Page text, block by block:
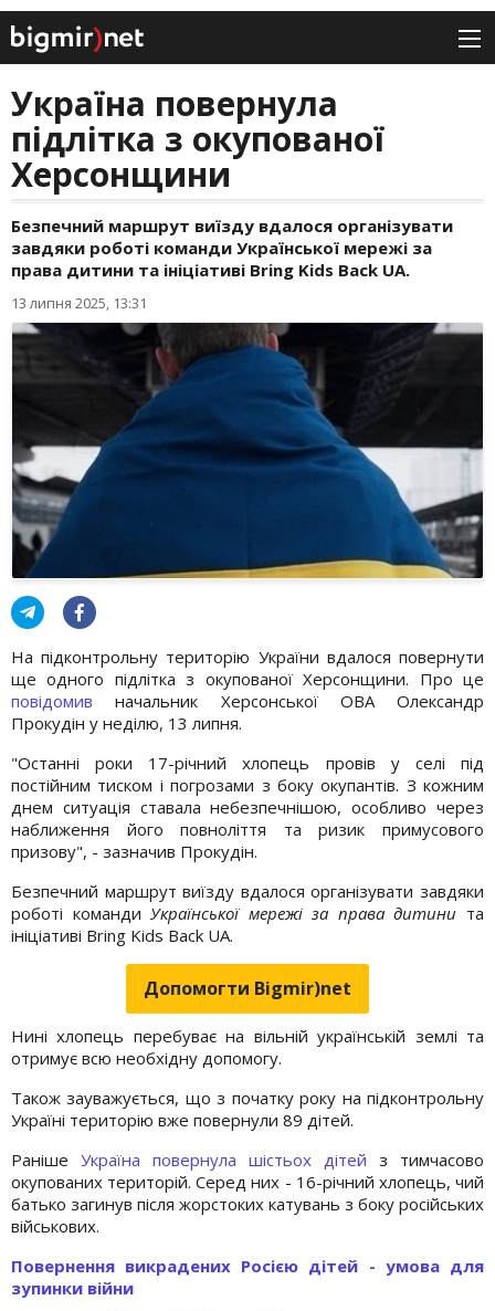
Україна повернула
підлітка з окупованої
Херсонщини
Безпечний маршрут виїзду вдалося організувати
завдяки роботі команди Української мережі за
права дитини та ініціативі Bring Kids Back UA.
13 липня 2025, 13:31
На підконтрольну територію України вдалося повернути
ще одного підлітка з окупованої Херсонщини. Про це
повідомив начальник Херсонської ОВА Олександр
Прокудін у неділю, 13 липня.
"Останні роки 17-річний хлопець провів у селі під
постійним тиском і погрозами з боку окупантів. З кожним
днем ситуація ставала небезпечнішою, особливо через
наближення його повноліття та ризик примусового
призову", - зазначив Прокудін.
Безпечний маршрут виїзду вдалося організувати завдяки
роботі команди Української мережі за права дитини та
ініціативі Bring Kids Back UA.
Допомогти Bigmir)net
Нині хлопець перебуває на вільній українській землі та
отримує всю необхідну допомогу.
Також зауважується, що з початку року на підконтрольну
Україні територію вже повернули 89 дітей.
Раніше Україна повернула шістьох дітей з тимчасово
окупованих територій. Серед них - 16-річний хлопець, чий
батько загинув після жорстоких катувань з боку російських
військових.
Повернення викрадених Росією дітей - умова для
зупинки війни